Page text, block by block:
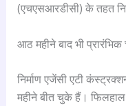
(एचएसआरडीसी) के तहत
आठ महीने बाद भी
निर्माण एजेंसी एटी
महीने बीत चुके हैं।